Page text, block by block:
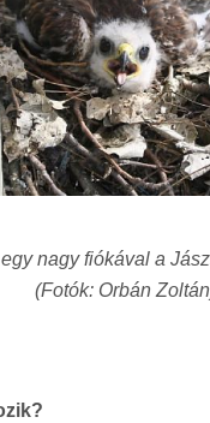
egy nagy fiókával a
(Fotók: Orbán